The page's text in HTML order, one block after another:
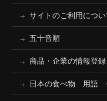
サイトのご利用につい
五十音順
商品・企業の情報登録
日本の食べ物 用語